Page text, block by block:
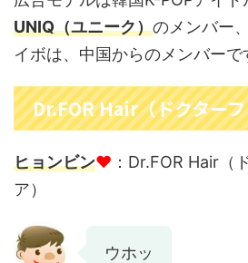
UNIQ（ユニーク）のメンバー、
イボは、中国からのメンバーで
Dr.FOR Hair（ドクター
ヒョンビン♥ ：Dr.FOR Hair（
ア）
ウホッ